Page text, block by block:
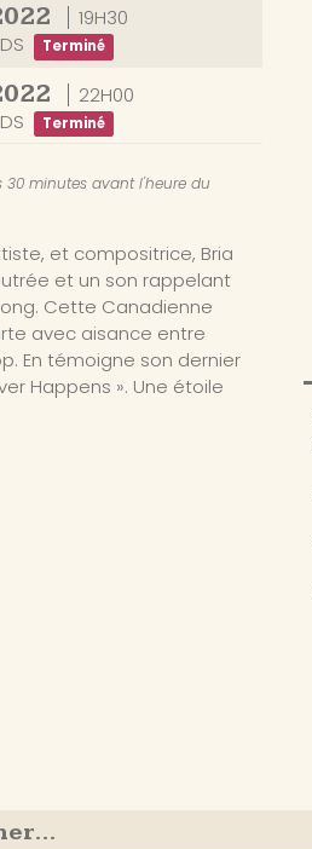
19H30
Terminé
22H00
Terminé
30 minutes avant l'heure du
et compositrice, Bria
et un son rappelant
Cette Canadienne
avec aisance entre
En témoigne son dernier
Happens ». Une étoile